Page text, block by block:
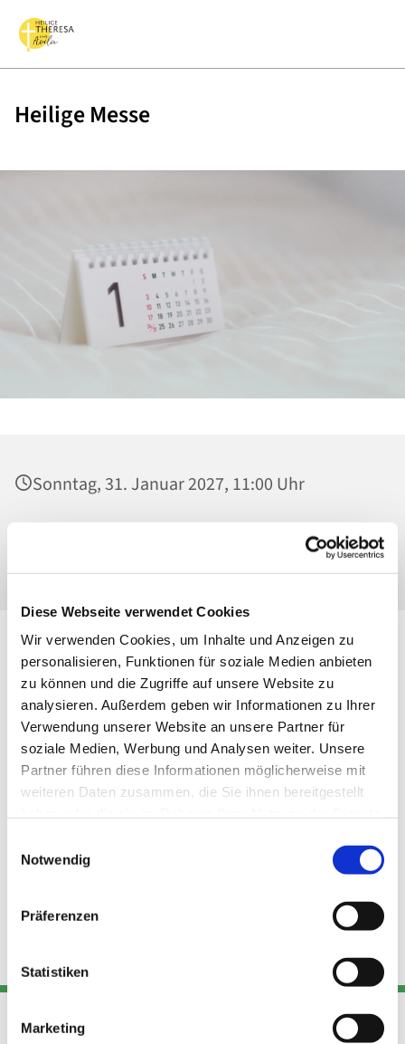
Diese Webseite verwendet Cookies
Wir verwenden Cookies, um Inhalte und Anzeigen zu
personalisieren, Funktionen für soziale Medien anbieten
zu können und die Zugriffe auf unsere Website zu
analysieren. Außerdem geben wir Informationen zu Ihrer
Verwendung unserer Website an unsere Partner für
soziale Medien, Werbung und Analysen weiter. Unsere
Partner führen diese Informationen möglicherweise mit
weiteren Daten zusammen, die Sie ihnen bereitgestellt
Notwendig
Präferenzen
Statistiken
Marketing
Heilige Messe
Sonntag, 31. Januar 2027, 11:00 Uhr
St. Maria Magdalena, Kirche, Platanenstraße